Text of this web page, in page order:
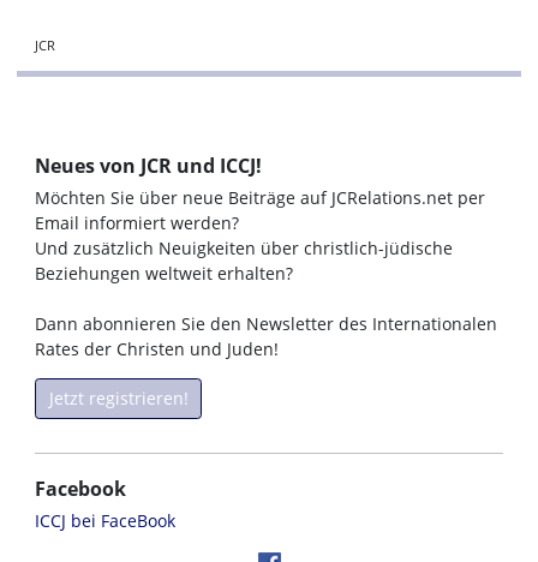
JCR
Neues von JCR und ICCJ!
Möchten Sie über neue Beiträge auf JCRelations.net per
Email informiert werden?
Und zusätzlich Neuigkeiten über christlich-jüdische
Beziehungen weltweit erhalten?
Dann abonnieren Sie den Newsletter des Internationalen
Rates der Christen und Juden!
Jetzt registrieren!
Facebook
ICCJ bei FaceBook